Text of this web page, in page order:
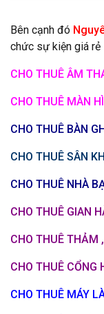
Bên cạnh đó
chức sự kiện giá rẻ
CHO THUÊ ÂM
CHO THUÊ MÀN
CHO THUÊ BÀN
CHO THUÊ SÂN
CHO THUÊ NHÀ
CHO THUÊ GIAN
CHO THUÊ THẢM
CHO THUÊ CỔNG
CHO THUÊ MÁY